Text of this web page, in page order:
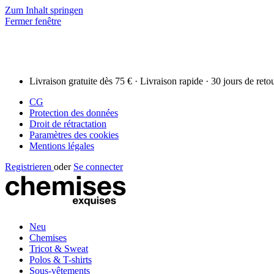
Zum Inhalt springen
Fermer fenêtre
Livraison gratuite dès 75 € · Livraison rapide · 30 jours de
CG
Protection des données
Droit de rétractation
Paramètres des cookies
Mentions légales
Registrieren oder Se connecter
Neu
Chemises
Tricot & Sweat
Polos & T-shirts
Sous-vêtements